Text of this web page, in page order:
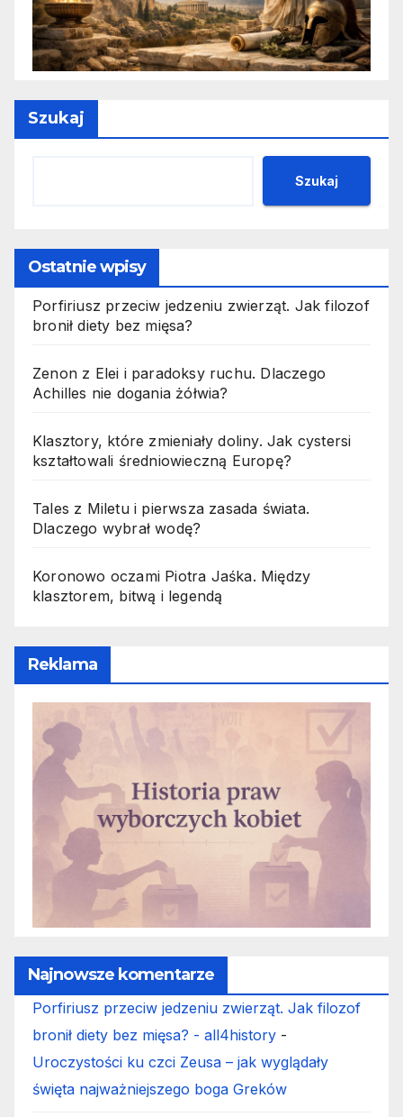
Szukaj
Szukaj
Ostatnie wpisy
Porfiriusz przeciw jedzeniu zwierząt. Jak filozof
bronił diety bez mięsa?
Zenon z Elei i paradoksy ruchu. Dlaczego
Achilles nie dogania żółwia?
Klasztory, które zmieniały doliny. Jak cystersi
kształtowali średniowieczną Europę?
Tales z Miletu i pierwsza zasada świata.
Dlaczego wybrał wodę?
Koronowo oczami Piotra Jaśka. Między
klasztorem, bitwą i legendą
Reklama
Najnowsze komentarze
Porfiriusz przeciw jedzeniu zwierząt. Jak filozof
bronił diety bez mięsa? - all4history -
Uroczystości ku czci Zeusa – jak wyglądały
święta najważniejszego boga Greków